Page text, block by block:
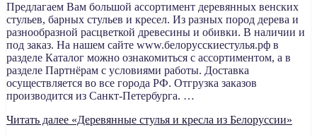
Предлагаем Вам большой ассортимент деревянных венских
стульев, барных стульев и кресел. Из разных пород дерева и
разнообразной расцветкой древесины и обивки. В наличии и
под заказ. На нашем сайте www.белорусскиестулья.рф в
разделе Каталог можно ознакомиться с ассортиментом, а в
разделе Партнёрам с условиями работы. Доставка
осуществляется во все города РФ. Отгрузка заказов
производится из Санкт-Петербурга. …
Читать далее «Деревянные стулья и кресла из Белоруссии»